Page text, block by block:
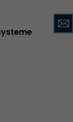
Für die